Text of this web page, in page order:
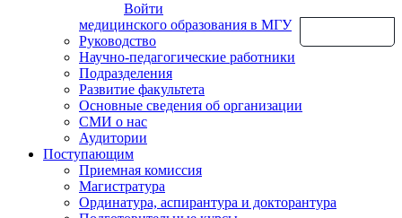
Войти
медицинского образования в МГУ
Руководство
Научно-педагогические работники
Подразделения
Развитие факультета
Основные сведения об организации
СМИ о нас
Аудитории
Поступающим
Приемная комиссия
Магистратура
Ординатура, аспирантура и докторантура